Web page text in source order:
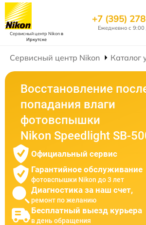
Сервисный центр Nikonв
Иркутске
+7 (395)
Ежедневно с 9:00
Сервисный центр Nikon Каталог
Восстановление
попадания влаги
фотовспышки
Nikon Speedlight SB-
Официальный сервис
Гарантийное обслуживание
фотовспышки Nikon до 3 лет
Диагностика за наш счет,
ремонт по желанию
Бесплатный выезд курьера
в день обращения